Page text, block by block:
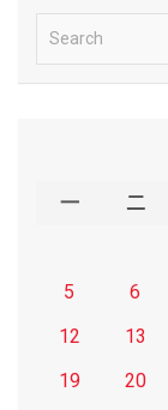
e
一 二
5
6
12
13
19
20